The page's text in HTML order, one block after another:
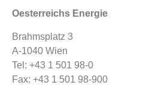
Oesterreichs Energie
Brahmsplatz 3
A-1040 Wien
Tel: +43 1 501 98-0
Fax: +43 1 501 98-900